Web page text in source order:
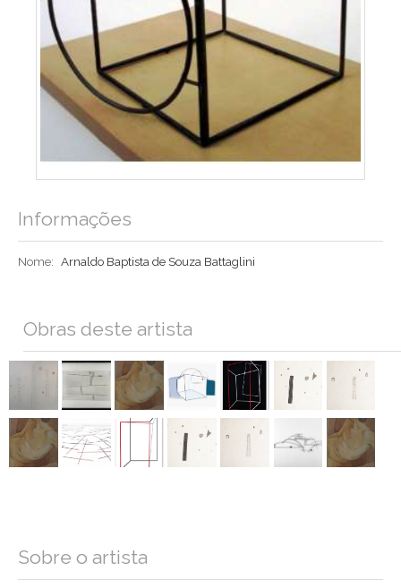
Informações
Nome: Arnaldo Baptista de Souza Battaglini
Obras deste artista
Sobre o artista